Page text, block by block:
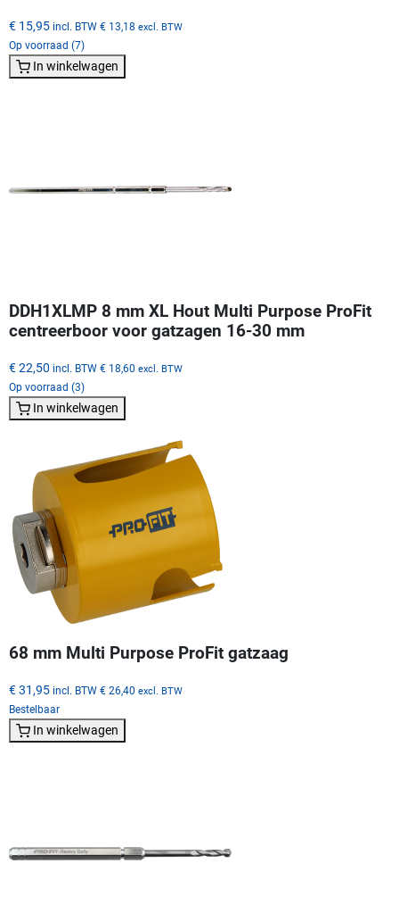
€ 15,95 incl. BTW € 13,18 excl. BTW
Op voorraad (7)
In winkelwagen
DDH1XLMP 8 mm XL Hout Multi Purpose ProFit
centreerboor voor gatzagen 16-30 mm
€ 22,50 incl. BTW € 18,60 excl. BTW
Op voorraad (3)
In winkelwagen
68 mm Multi Purpose ProFit gatzaag
€ 31,95 incl. BTW € 26,40 excl. BTW
Bestelbaar
In winkelwagen